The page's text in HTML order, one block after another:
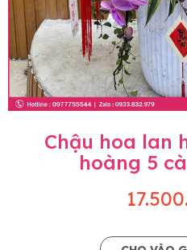
Chậu hoa lan
hoàng 5